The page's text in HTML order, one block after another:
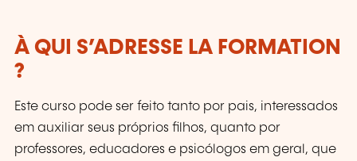
À QUI S’ADRESSE LA FORMATION
?
Este curso pode ser feito tanto por pais, interessados
em auxiliar seus próprios filhos, quanto por
professores, educadores e psicólogos em geral, que